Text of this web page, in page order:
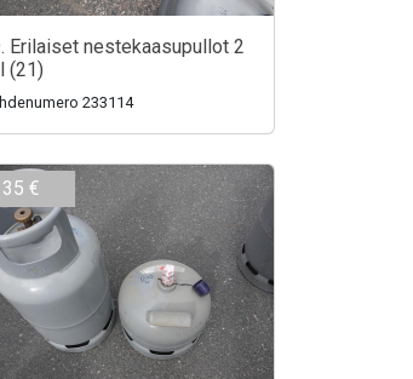
Erilaiset nestekaasupullot 2
(21)
233114
35 €